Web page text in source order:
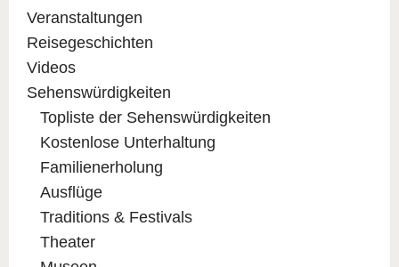
Veranstaltungen
Reisegeschichten
Videos
Sehenswürdigkeiten
Topliste der Sehenswürdigkeiten
Kostenlose Unterhaltung
Familienerholung
Ausflüge
Traditions & Festivals
Theater